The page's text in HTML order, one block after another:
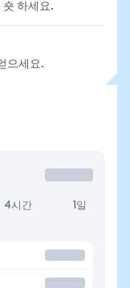
숏 하세요.
으세요.
4시간 1일